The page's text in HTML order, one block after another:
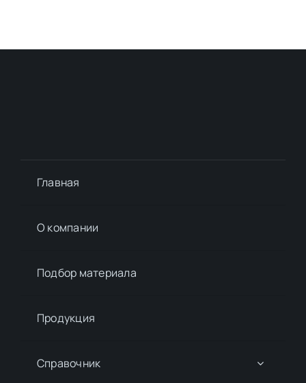
Главная
О компании
Подбор материалa
Продукция
Справочник